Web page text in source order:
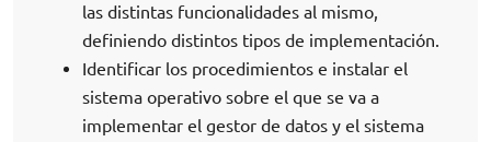
las distintas funcionalidades al mismo,
definiendo distintos tipos de implementación.
Identificar los procedimientos e instalar el
sistema operativo sobre el que se va a
implementar el gestor de datos y el sistema